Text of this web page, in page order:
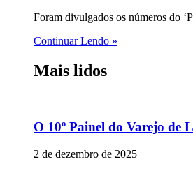
Foram divulgados os números do
Continuar Lendo »
Mais lidos
O 10º Painel do Varejo
2 de dezembro de 2025